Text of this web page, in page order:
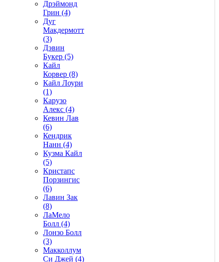
Дрэймонд
Грин (4)
Дуг
Макдермотт
(3)
Дэвин
Букер (5)
Кайл
Корвер (8)
Кайл Лоури
(1)
Карузо
Алекс (4)
Кевин Лав
(6)
Кендрик
Нанн (4)
Кузма Кайл
(5)
Кристапс
Порзингис
(6)
Лавин Зак
(8)
ЛаМело
Болл (4)
Лонзо Болл
(3)
Макколлум
Си Джей (4)